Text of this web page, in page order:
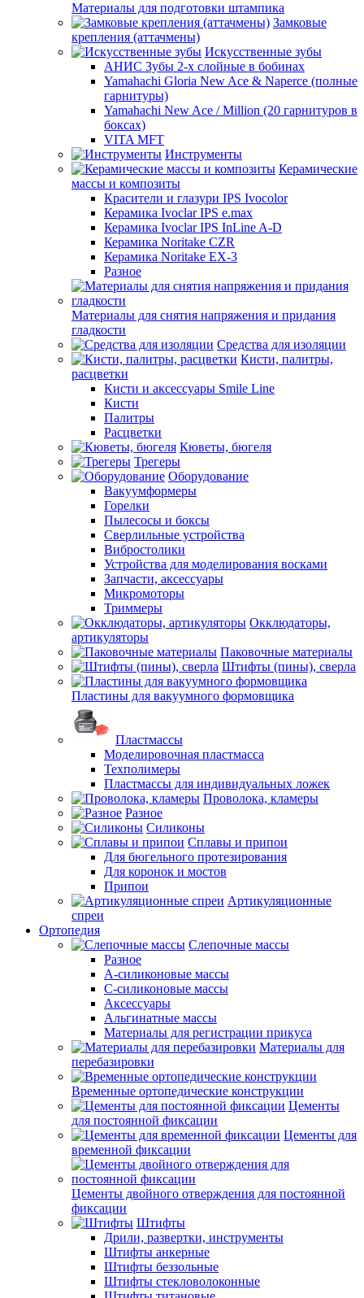
Материалы для подготовки штампика
Замковые
крепления (аттачмены)
Искусственные зубы
АНИС Зубы 2-х слойные в бобинах
Yamahachi Gloria New Ace & Naperce (полные
гарнитуры)
Yamahachi New Ace / Million (20 гарнитуров в
боксах)
VITA MFT
Инструменты
Керамические
массы и композиты
Красители и глазури IPS Ivocolor
Керамика Ivoclar IPS e.max
Керамика Ivoclar IPS InLine A-D
Керамика Noritake CZR
Керамика Noritake EX-3
Разное
Материалы для снятия напряжения и придания
гладкости
Средства для изоляции
Кисти, палитры,
расцветки
Кисти и аксессуары Smile Line
Кисти
Палитры
Расцветки
Кюветы, бюгеля
Трегеры
Оборудование
Вакуумформеры
Горелки
Пылесосы и боксы
Сверлильные устройства
Вибростолики
Устройства для моделирования восками
Запчасти, аксессуары
Микромоторы
Триммеры
Окклюдаторы,
артикуляторы
Паковочные материалы
Штифты (пины), сверла
Пластины для вакуумного формовщика
Пластмассы
Моделировочная пластмасса
Техполимеры
Пластмассы для индивидуальных ложек
Проволока, кламеры
Разное
Силиконы
Сплавы и припои
Для бюгельного протезирования
Для коронок и мостов
Припои
Артикуляционные
спреи
Ортопедия
Слепочные массы
Разное
А-силиконовые массы
С-силиконовые массы
Аксессуары
Альгинатные массы
Материалы для регистрации прикуса
Материалы для
перебазировки
Временные ортопедические конструкции
Цементы
для постоянной фиксации
Цементы для
временной фиксации
Цементы двойного отверждения для постоянной
фиксации
Штифты
Дрили, развертки, инструменты
Штифты анкерные
Штифты беззольные
Штифты стекловолоконные